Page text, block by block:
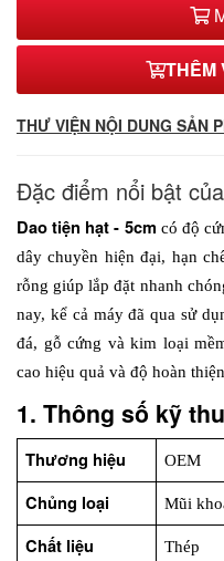
THÊM
THƯ VIỆN NỘI DUNG SẢN
Đặc điểm nổi bật
Dao tiện hạt - 5cm có độ
dây chuyền hiện đại, hạn
rỗng giúp lắp đặt nhanh
nay, kể cả máy đã qua sử
đá, gỗ cứng và kim loại
cao hiệu quả và độ hoàn
1. Thông số kỹ
Thương hiệu OEM
Chủng loại Mũi
Chất liệu Thép